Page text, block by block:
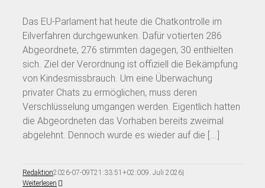
Das EU-Parlament hat heute die Chatkontrolle im
Eilverfahren durchgewunken. Dafür votierten 286
Abgeordnete, 276 stimmten dagegen, 30 enthielten
sich. Ziel der Verordnung ist offiziell die Bekämpfung
von Kindesmissbrauch. Um eine Überwachung
privater Chats zu ermöglichen, muss deren
Verschlüsselung umgangen werden. Eigentlich hatten
die Abgeordneten das Vorhaben bereits zweimal
abgelehnt. Dennoch wurde es wieder auf die [...]
Redaktion2026-07-09T21:33:51+02:009. Juli 2026|
Weiterlesen